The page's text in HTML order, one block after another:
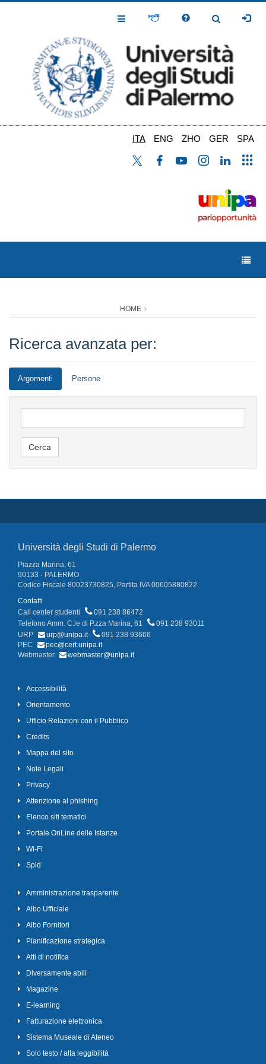
Toggle
Toggle
ITA ENG ZHO GER SPA
HOME
Ricerca avanzata per:
Argomenti Persone
Università degli Studi di Palermo
Piazza Marina, 61
90133 - PALERMO
Codice Fiscale 80023730825, Partita IVA 00605880822
Contatti
Call center studenti
091 238 86472
Telefono Amm. C.le di P.zza Marina, 61
091 238 93011
URP
urp@unipa.it
091 238 93666
PEC
pec@cert.unipa.it
Webmaster
webmaster@unipa.it
Accessibilità
Orientamento
Ufficio Relazioni con il Pubblico
Credits
Mappa del sito
Note Legali
Privacy
Attenzione al phishing
Elenco siti tematici
Portale OnLine delle Istanze
Wi-Fi
Spid
Amministrazione trasparente
Albo Ufficiale
Albo Fornitori
Pianificazione strategica
Atti di notifica
Diversamente abili
Magazine
E-learning
Fatturazione elettronica
Sistema Museale di Ateneo
Solo testo / alta leggibilità